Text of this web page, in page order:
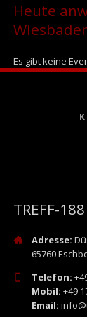
Heute
Es gibt keine
TREFF-
Adresse:
65760
Telefon:
Mobil: +49
Email: